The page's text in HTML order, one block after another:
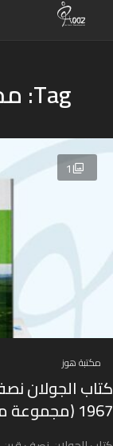
Tag: مجموعة من المؤلفين
1
مكتبة هوز
كتاب الجولان
1967 (مجموعة من المؤلفين)